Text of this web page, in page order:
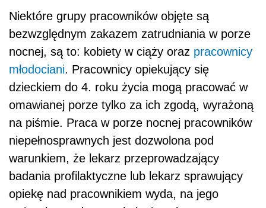
Niektóre grupy pracowników objęte są
bezwzględnym zakazem zatrudniania w porze
nocnej, są to: kobiety w ciąży oraz pracownicy
młodociani. Pracownicy opiekujący się
dzieckiem do 4. roku życia mogą pracować w
omawianej porze tylko za ich zgodą, wyrażoną
na piśmie. Praca w porze nocnej pracowników
niepełnosprawnych jest dozwolona pod
warunkiem, że lekarz przeprowadzający
badania profilaktyczne lub lekarz sprawujący
opiekę nad pracownikiem wyda, na jego